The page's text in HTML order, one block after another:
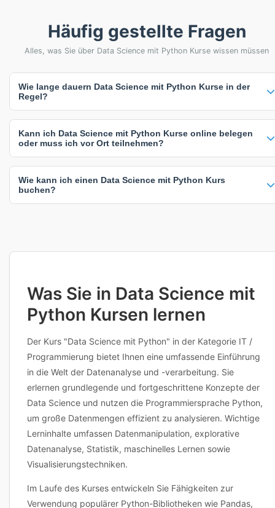
Häufig gestellte Fragen
Alles, was Sie über Data Science mit Python Kurse wissen müssen
Wie lange dauern Data Science mit Python Kurse in der
Regel?
genaue Dauer hängt vom Kursinhalt und Intensität ab - intensive
Kompaktkurse sind oft kürzer, während umfassende Weiterbildungen
Kann ich Data Science mit Python Kurse online belegen
oder muss ich vor Ort teilnehmen?
Präsenzkurse (100%). Online-Kurse bieten maximale Flexibilität,
während Präsenzkurse direkten Austausch ermöglichen. Inhouse-
Wie kann ich einen Data Science mit Python Kurs
buchen?
auch flexible Terminplanung an. Bei Fragen zu Inhalten,
Was Sie in Data Science mit
Python Kursen lernen
Der Kurs "Data Science mit Python" in der Kategorie IT /
Programmierung bietet Ihnen eine umfassende Einführung
in die Welt der Datenanalyse und -verarbeitung. Sie
erlernen grundlegende und fortgeschrittene Konzepte der
Data Science und nutzen die Programmiersprache Python,
um große Datenmengen effizient zu analysieren. Wichtige
Lerninhalte umfassen Datenmanipulation, explorative
Datenanalyse, Statistik, maschinelles Lernen sowie
Visualisierungstechniken.
Im Laufe des Kurses entwickeln Sie Fähigkeiten zur
Verwendung populärer Python-Bibliotheken wie Pandas,